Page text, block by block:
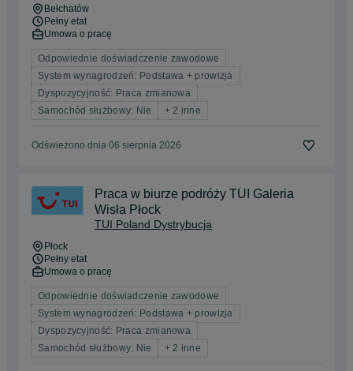
Bełchatów
Pełny etat
Umowa o pracę
Odpowiednie doświadczenie zawodowe
System wynagrodzeń: Podstawa + prowizja
Dyspozycyjność: Praca zmianowa
Samochód służbowy: Nie
+ 2 inne
Odświeżono dnia 06 sierpnia 2026
Praca w biurze podróży TUI Galeria
Wisła Płock
TUI Poland Dystrybucja
Płock
Pełny etat
Umowa o pracę
Odpowiednie doświadczenie zawodowe
System wynagrodzeń: Podstawa + prowizja
Dyspozycyjność: Praca zmianowa
Samochód służbowy: Nie
+ 2 inne